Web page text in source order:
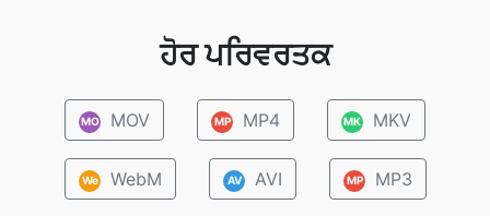
ਹੋਰ ਪਰਿਵਰਤਕ
MO MOV MP MP4 MK MKV
We WebM AV AVI MP MP3